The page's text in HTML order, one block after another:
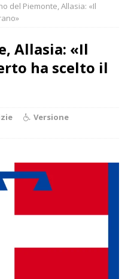
del Piemonte, Allasia: «Il
Allasia: «Il
ha scelto il
Versione